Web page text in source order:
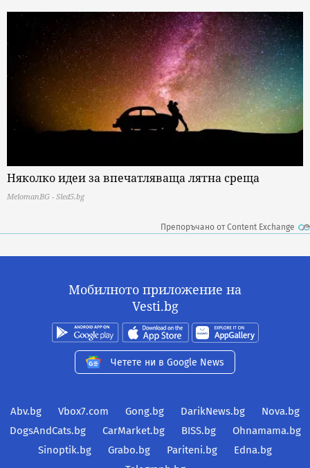
Няколко идеи за впечатляваща лятна среща
MelomanBG - Sled5.bg
Препоръчано от Content Exchange
Мобилното приложение на
Vesti.bg
Четете ни в Google News
Abv.bg Vbox7.com Gong.bg DarikNews.bg
Nova.bg
DogsAndCats.bg
CarMarket.bg BISS.bg
Ohnamama.bg
Sinoptik.bg
Grabo.bg Pariteni.bg
Edna.bg